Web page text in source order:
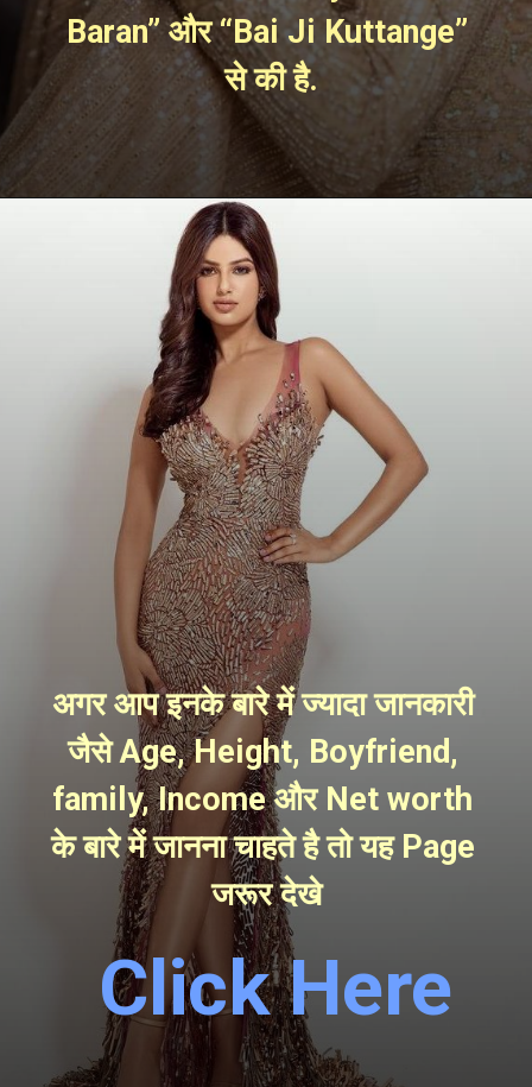
Baran” और “Bai Ji Kuttange”
से की है.
अगर आप इनके बारे में ज्यादा जानकारी
जैसे Age, Height, Boyfriend,
family, Income और Net worth
के बारे में जानना चाहते है तो यह Page
जरूर देखे
Click Here